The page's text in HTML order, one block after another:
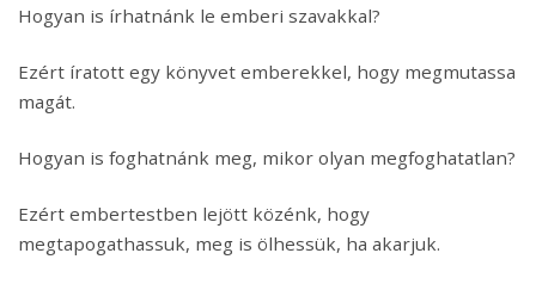
Hogyan is írhatnánk le emberi szavakkal?
Ezért íratott egy könyvet emberekkel, hogy megmutassa
magát.
Hogyan is foghatnánk meg, mikor olyan megfoghatatlan?
Ezért embertestben lejött közénk, hogy
megtapogathassuk, meg is ölhessük, ha akarjuk.